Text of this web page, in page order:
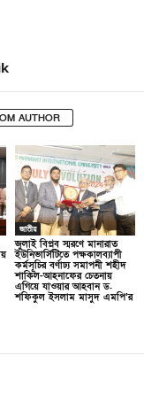
AUTHOR
জাতীয়
জুলাই বিপ্লব স্মরণে মানারাত
ইউনিভার্সিটিতে পক্ষকালব্যাপী
কর্মসূচির বর্ণাঢ্য সমাপনী শহীদ
শাকিল-আহনাফের চেতনায়
এগিয়ে যাওয়ার আহবান ড.
শফিকুল ইসলাম মাসুদ এমপি’র